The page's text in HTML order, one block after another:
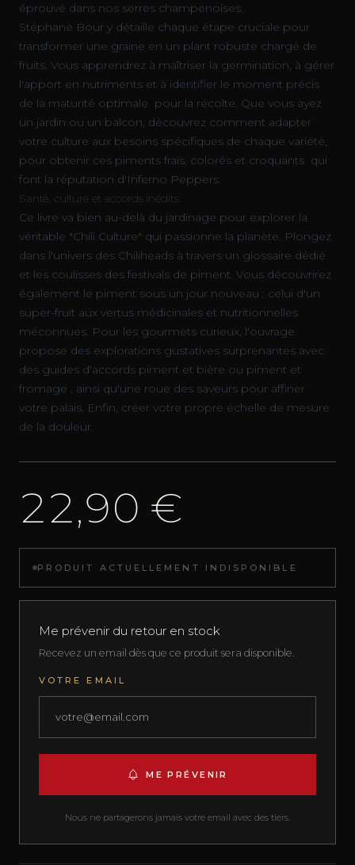
éprouvé dans nos serres champenoises.
Stéphane Bour y détaille chaque étape cruciale pour
transformer une graine en un plant robuste chargé de
fruits. Vous apprendrez à maîtriser la germination, à gérer
l'apport en nutriments et à identifier le moment précis
de la maturité optimale pour la récolte. Que vous ayez
un jardin ou un balcon, découvrez comment adapter
votre culture aux besoins spécifiques de chaque variété,
pour obtenir ces piments frais, colorés et croquants qui
font la réputation d'Inferno Peppers.
Santé, culture et accords inédits
Ce livre va bien au-delà du jardinage pour explorer la
véritable "Chili Culture" qui passionne la planète. Plongez
dans l'univers des Chiliheads à travers un glossaire dédié
et les coulisses des festivals de piment. Vous découvrirez
également le piment sous un jour nouveau : celui d'un
super-fruit aux vertus médicinales et nutritionnelles
méconnues. Pour les gourmets curieux, l'ouvrage
propose des explorations gustatives surprenantes avec
des guides d'accords piment et bière ou piment et
fromage , ainsi qu'une roue des saveurs pour affiner
votre palais. Enfin, créer votre propre échelle de mesure
de la douleur.
22,90 €
PRODUIT ACTUELLEMENT INDISPONIBLE
Me prévenir du retour en stock
Recevez un email dès que ce produit sera disponible.
VOTRE EMAIL
ME PRÉVENIR
Nous ne partagerons jamais votre email avec des tiers.